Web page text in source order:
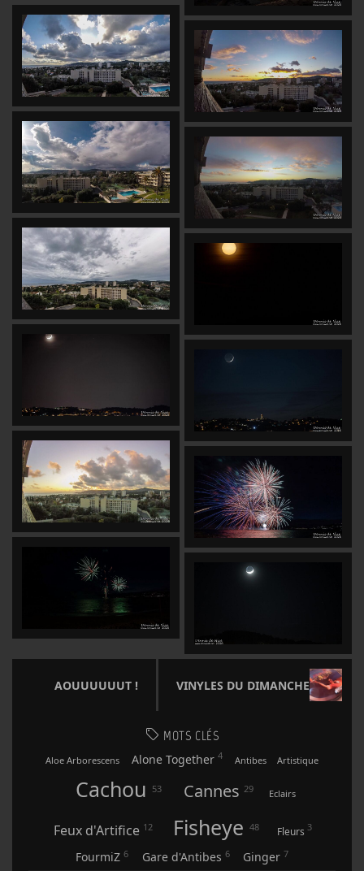
AOUUUUUUT ! VINYLES DU DIMANCHE
MOTS CLÉS
Aloe Arborescens Alone Together 4 Antibes Artistique
Cachou 53 Cannes 29 Eclairs
Feux d'Artifice 12 Fisheye 48 Fleurs 3
FourmiZ 6 Gare d'Antibes 6 Ginger 7